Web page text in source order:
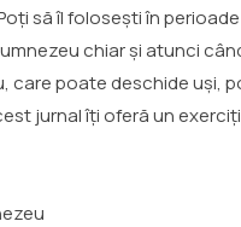
să îl folosești în
chiar și atunci
care poate deschide uși,
jurnal îți oferă un